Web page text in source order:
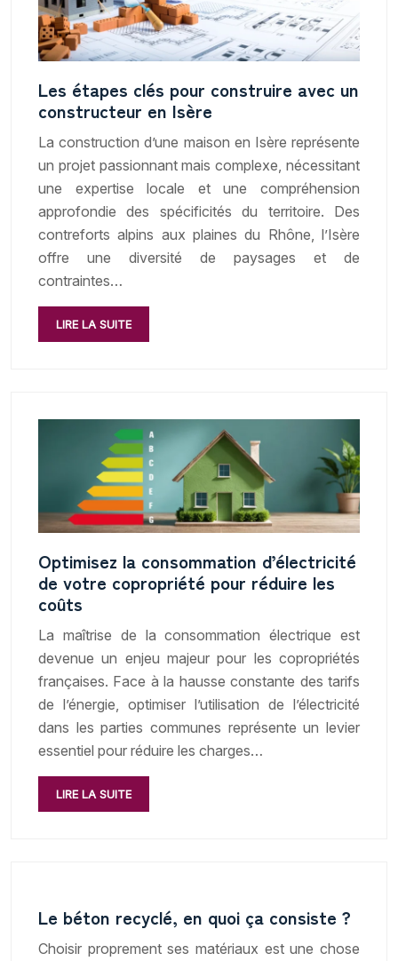
Les étapes clés pour construire avec un
constructeur en Isère
La construction d’une maison en Isère représente
un projet passionnant mais complexe, nécessitant
une expertise locale et une compréhension
approfondie des spécificités du territoire. Des
contreforts alpins aux plaines du Rhône, l’Isère
offre une diversité de paysages et de
contraintes…
LIRE LA SUITE
Optimisez la consommation d’électricité
de votre copropriété pour réduire les
coûts
La maîtrise de la consommation électrique est
devenue un enjeu majeur pour les copropriétés
françaises. Face à la hausse constante des tarifs
de l’énergie, optimiser l’utilisation de l’électricité
dans les parties communes représente un levier
essentiel pour réduire les charges…
LIRE LA SUITE
Le béton recyclé, en quoi ça consiste ?
Choisir proprement ses matériaux est une chose